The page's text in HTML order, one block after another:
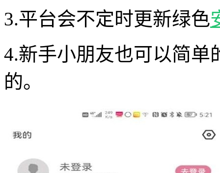
3.平台会不定时更新绿色
4.新手小朋友也可以简单
的。